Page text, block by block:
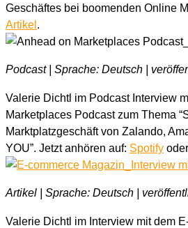
Geschäftes bei boomenden Online
Artikel.
Podcast | Sprache: Deutsch |
Valerie Dichtl im Podcast Interview
Marketplaces Podcast zum Thema
Marktplatzgeschäft von Zalando,
YOU”. Jetzt anhören auf: Spotify oder
Artikel | Sprache: Deutsch |
Valerie Dichtl im Interview mit dem